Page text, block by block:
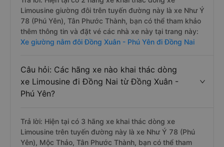
Limousine giường đôi trên tuyến đường này là xe Như Ý
78 (Phú Yên), Tân Phước Thành, bạn có thể tham khảo
thêm thông tin và đặt vé các nhà xe này tại trang này:
Xe giường nằm đôi Đồng Xuân - Phú Yên đi Đồng Nai
Câu hỏi: Các hãng xe nào khai thác dòng
xe Limousine đi Đồng Nai từ Đồng Xuân -
Phú Yên?
Trả lời: Hiện tại có 3 hãng xe khai thác dòng xe
Limousine trên tuyến đường này là xe Như Ý 78 (Phú
Yên), Mộc Thảo, Tân Phước Thành, bạn có thể tham